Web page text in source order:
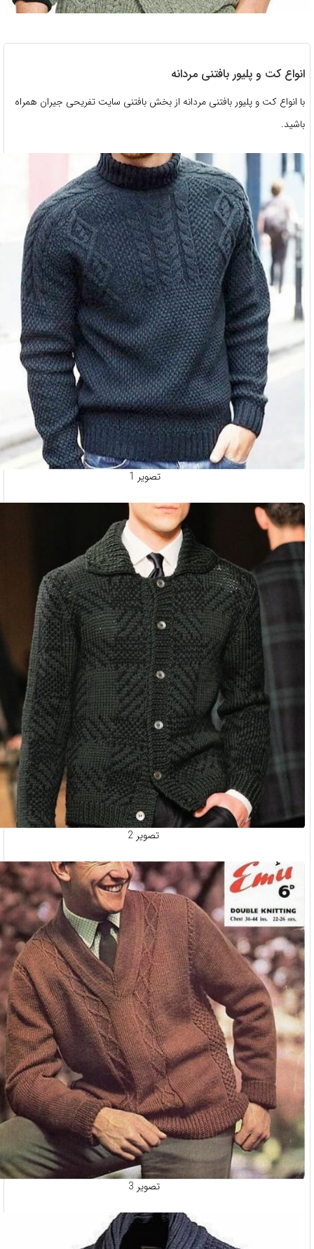
کت و پلیور بافتنی مردانه
کت و پلیور بافتنی مردانه از بخش بافتنی سایت تفریحی جیران همراه
تصویر 1
تصویر 2
تصویر 3